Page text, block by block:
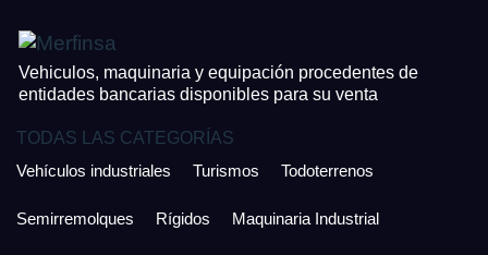
Vehiculos, maquinaria y equipación procedentes de
entidades bancarias disponibles para su venta
TODAS LAS CATEGORÍAS
Vehículos industriales
Turismos Todoterrenos
Semirremolques Rígidos Maquinaria Industrial